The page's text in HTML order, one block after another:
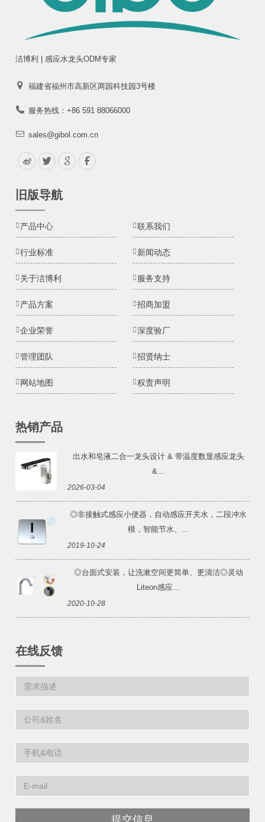
洁博利 | 感应水龙头ODM专家
福建省福州市高新区两园科技园3号楼
服务热线：+86 591 88066000
sales@gibol.com.cn
旧版导航
产品中心 联系我们
行业标准 新闻动态
关于洁博利 服务支持
产品方案 招商加盟
企业荣誉 深度验厂
管理团队 招贤纳士
网站地图 权责声明
热销产品
出水和皂液二合一龙头设计 & 带温度数显感应龙头
&...
2026-03-04
◎非接触式感应小便器，自动感应开关水，二段冲水
模，智能节水、...
2019-10-24
◎台面式安装，让洗漱空间更简单、更清洁◎灵动
Liteon感应...
2020-10-28
在线反馈